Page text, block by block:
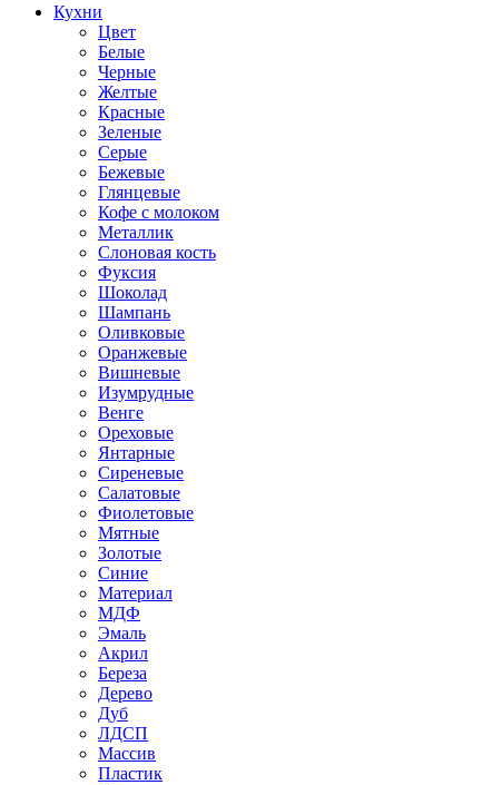
Кухни
Цвет
Белые
Черные
Желтые
Красные
Зеленые
Серые
Бежевые
Глянцевые
Кофе с молоком
Металлик
Слоновая кость
Фуксия
Шоколад
Шампань
Оливковые
Оранжевые
Вишневые
Изумрудные
Венге
Ореховые
Янтарные
Сиреневые
Салатовые
Фиолетовые
Мятные
Золотые
Синие
Материал
МДФ
Эмаль
Акрил
Береза
Дерево
Дуб
ЛДСП
Массив
Пластик